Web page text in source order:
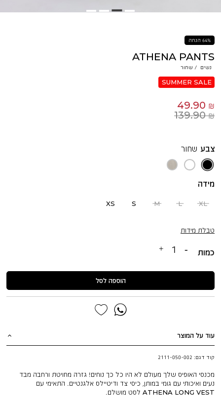
64% הנחה
ATHENA PANTS
נשים / שחור
SUMMER SALE
49.90 ₪
139.90 ₪
צבע שחור
שחור לבן
חול
אפור
מידה
XS S M L XL
טבלת מידות
כמות
הוספה לסל
עוד על המוצר
קוד דגם: 2111-050-002
מכנסי האופיס שלך מעולם לא היו כל כך נוחים! גזרה מחויטת ורחבה מבד
נעים ואיכותי עם גומי במותן, כיסי צד ודיטיילס אלגנטיים. התאימי עם
ATHENA LONG VEST לסט מושלם.